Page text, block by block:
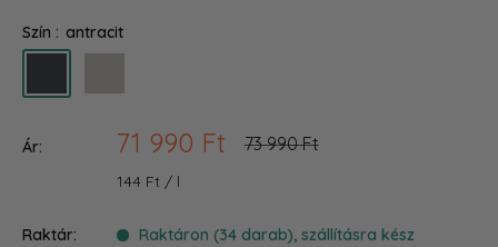
Szín : antracit
Ár:
Akciós
ár
71 990 Ft Ár
73 990 Ft
144 Ft / l
Raktár: Raktáron (34 darab), szállításra kész